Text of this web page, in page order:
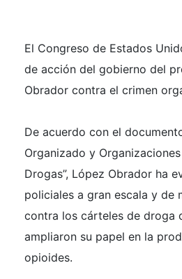
El Congreso de Estados
de acción del gobierno del
Obrador contra el crimen
De acuerdo con el
Organizado y
Drogas”, López Obrador ha
policiales a gran escala y de
contra los cárteles de droga
ampliaron su papel en la
opioides.